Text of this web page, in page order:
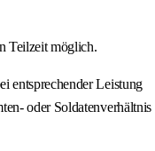
Teilzeit möglich.
entsprechender Leistung
oder Soldatenverhältnis